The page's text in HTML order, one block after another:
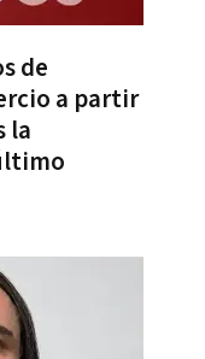
de
a partir
la